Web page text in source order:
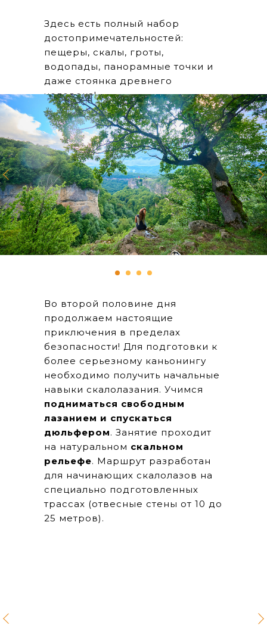
Здесь есть полный набор
достопримечательностей:
пещеры, скалы, гроты,
водопады, панорамные точки и
даже стоянка древнего
человека!
Во второй половине дня
продолжаем настоящие
приключения в пределах
безопасности! Для подготовки к
более серьезному каньонингу
необходимо получить начальные
навыки скалолазания. Учимся
подниматься свободным
лазанием и спускаться
дюльфером. Занятие проходит
на натуральном скальном
рельефе. Маршрут разработан
для начинающих скалолазов на
специально подготовленных
трассах (отвесные стены от 10 до
25 метров).